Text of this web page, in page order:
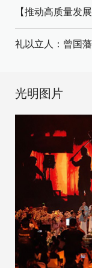
【推动高质量发
礼以立人：曾国
光明图片